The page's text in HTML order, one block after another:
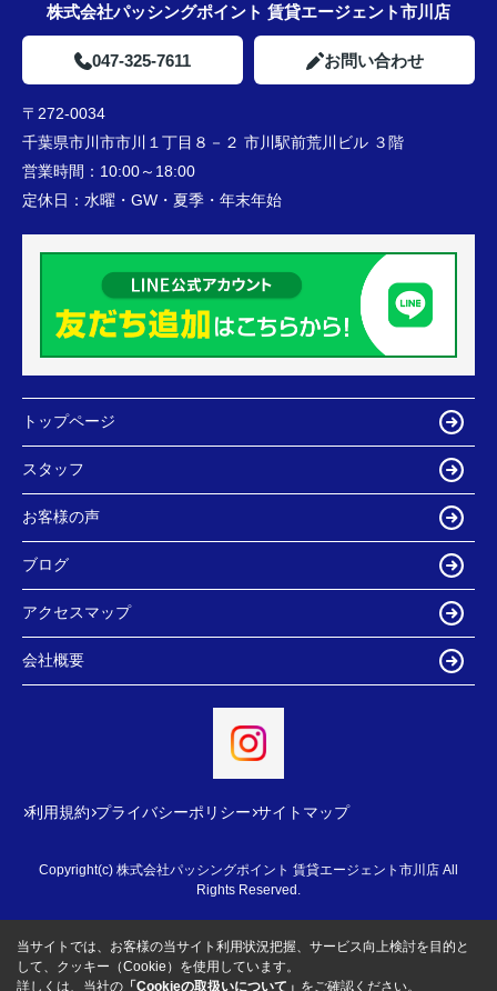
株式会社パッシングポイント 賃貸エージェント市川店
047-325-7611 お問い合わせ
〒272-0034
千葉県市川市市川１丁目８－２ 市川駅前荒川ビル ３階
営業時間： 10:00～18:00
定休日： 水曜・GW・夏季・年末年始
トップページ
スタッフ
お客様の声
ブログ
アクセスマップ
会社概要
利用規約 プライバシーポリシー サイトマップ
Copyright(c) 株式会社パッシングポイント 賃貸エージェント市川店 All
Rights Reserved.
当サイトでは、お客様の当サイト利用状況把握、サービス向上検討を目的と
して、クッキー（Cookie）を使用しています。
詳しくは、当社の 「Cookieの取扱いについて」 をご確認ください。